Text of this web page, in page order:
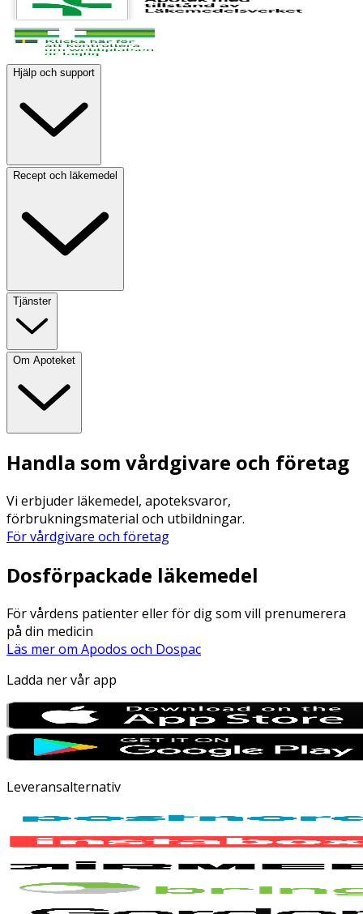
Hjälp och support
Recept och läkemedel
Tjänster
Om Apoteket
Handla som vårdgivare och företag
Vi erbjuder läkemedel, apoteksvaror,
förbrukningsmaterial och utbildningar.
För vårdgivare och företag
Dosförpackade läkemedel
För vårdens patienter eller för dig som vill prenumerera
på din medicin
Läs mer om Apodos och Dospac
Ladda ner vår app
Leveransalternativ